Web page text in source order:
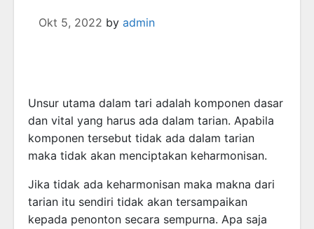
Okt 5, 2022 by admin
Unsur utama dalam tari adalah komponen dasar
dan vital yang harus ada dalam tarian. Apabila
komponen tersebut tidak ada dalam tarian
maka tidak akan menciptakan keharmonisan.
Jika tidak ada keharmonisan maka makna dari
tarian itu sendiri tidak akan tersampaikan
kepada penonton secara sempurna. Apa saja